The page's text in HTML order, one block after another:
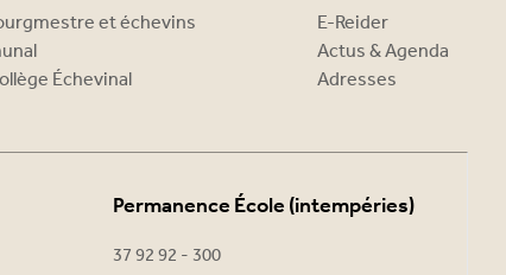
et échevins
Échevinal
E-Reider
Actus & Agenda
Adresses
Permanence École (intempéries)
37 92 92 - 300